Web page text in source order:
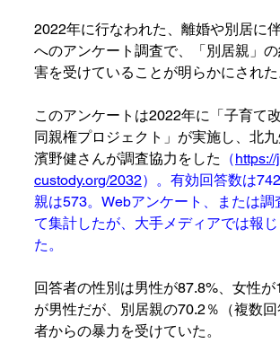
2022年に行なわれた、離婚や別居に
へのアンケート調査で、「別居親」
害を受けていることが明らかにされた
このアンケートは2022年に「子育て
同親権プロジェクト」が実施し、北
濱野健さんが調査協力をした
（
custody.org/2032）。有効回答数は
親は573。Webアンケート、または調
て集計したが、大手メディアでは報
た。
回答者の性別は男性が87.8%、⼥性が
が男性だが、別居親の70.2％（複数
者からの暴力を受けていた。